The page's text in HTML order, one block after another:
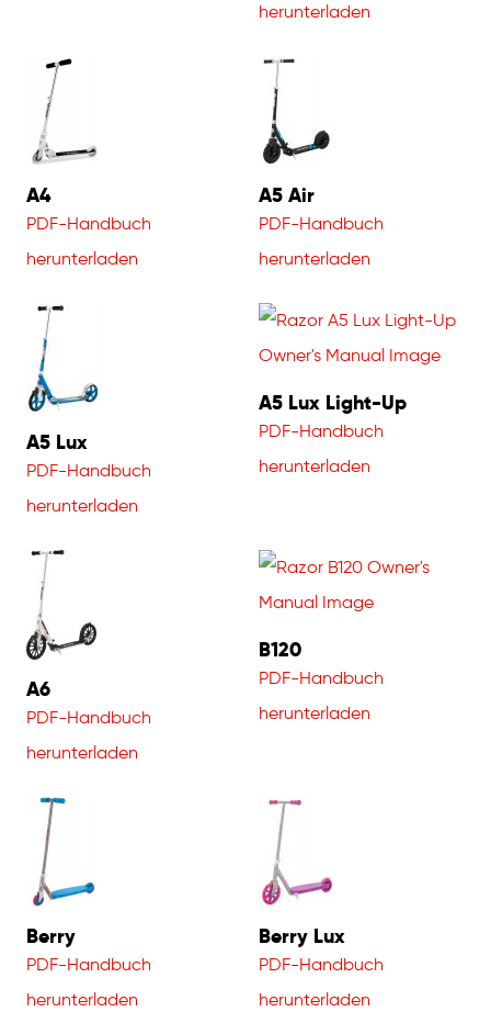
herunterladen
A4
PDF-Handbuch
herunterladen
A5 Air
PDF-Handbuch
herunterladen
A5 Lux
PDF-Handbuch
herunterladen
A5 Lux Light-Up
PDF-Handbuch
herunterladen
A6
PDF-Handbuch
herunterladen
B120
PDF-Handbuch
herunterladen
Berry
PDF-Handbuch
herunterladen
Berry Lux
PDF-Handbuch
herunterladen